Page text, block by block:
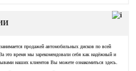
продажей автомобильных дисков по всей
это время мы зарекомендовали себя как надёжный и
наших клиентов Вы можете ознакомиться здесь.